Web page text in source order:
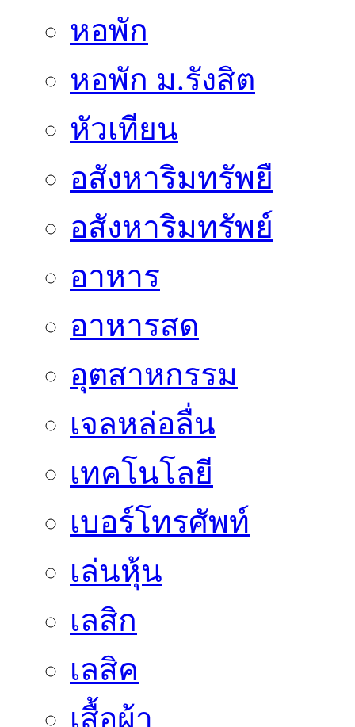
หอพัก
หอพัก ม.รังสิต
หัวเทียน
อสังหาริมทรัพยื
อสังหาริมทรัพย์
อาหาร
อาหารสด
อุตสาหกรรม
เจลหล่อลื่น
เทคโนโลยี
เบอร์โทรศัพท์
เล่นหุ้น
เลสิก
เลสิค
เสื้อผ้า